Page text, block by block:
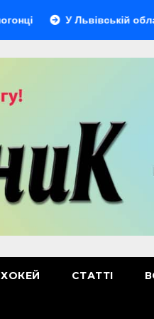
У Львівській області
ХОКЕЙ СТАТТІ